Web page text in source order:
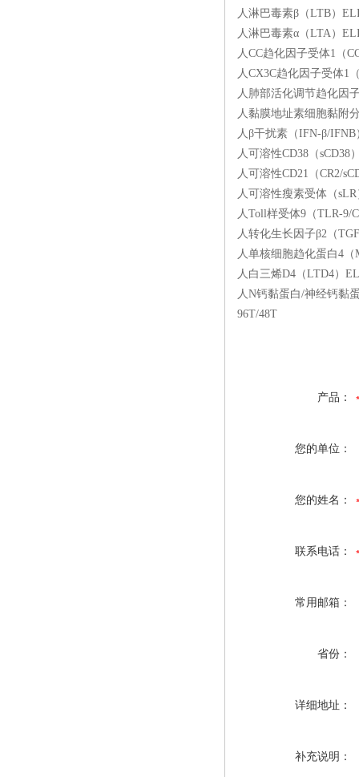
人淋巴毒素β（LTB）
人淋巴毒素α（LTA）
人CC趋化因子受体1（
人CX3C趋化因子受体1
人肺部活化调节趋化因
人黏膜地址素细胞黏附
人β干扰素（IFN-β/
人可溶性CD38（
人可溶性CD21（CR2/
人可溶性瘦素受体（
人Toll样受体9（TLR-9/
人转化生长因子β2（
人单核细胞趋化蛋白4
人白三烯D4（LTD4）
人N钙黏蛋白/神经钙黏
96T/48T
产品：
您的单位：
您的姓名：
联系电话：
常用邮箱：
省份：
详细地址：
补充说明：